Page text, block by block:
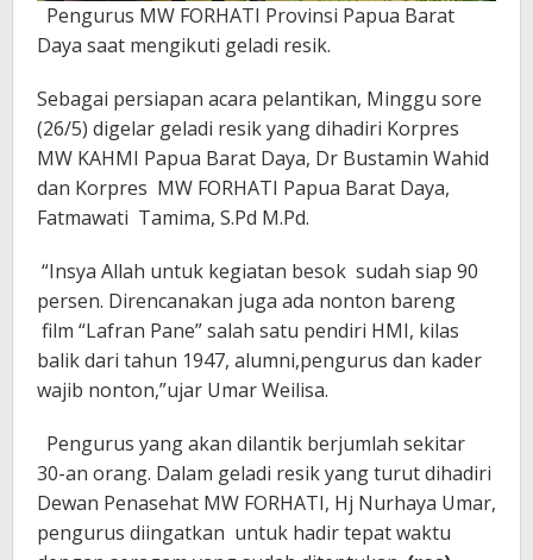
Pengurus MW FORHATI Provinsi Papua Barat
Daya saat mengikuti geladi resik.
Sebagai persiapan acara pelantikan, Minggu sore
(26/5) digelar geladi resik yang dihadiri Korpres
MW KAHMI Papua Barat Daya, Dr Bustamin Wahid
dan Korpres MW FORHATI Papua Barat Daya,
Fatmawati Tamima, S.Pd M.Pd.
“Insya Allah untuk kegiatan besok sudah siap 90
persen. Direncanakan juga ada nonton bareng
film “Lafran Pane” salah satu pendiri HMI, kilas
balik dari tahun 1947, alumni,pengurus dan kader
wajib nonton,”ujar Umar Weilisa.
Pengurus yang akan dilantik berjumlah sekitar
30-an orang. Dalam geladi resik yang turut dihadiri
Dewan Penasehat MW FORHATI, Hj Nurhaya Umar,
pengurus diingatkan untuk hadir tepat waktu